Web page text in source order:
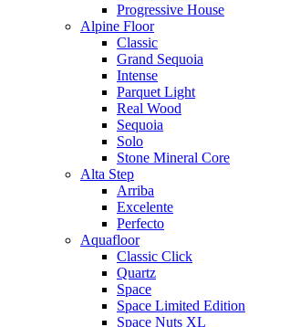
Progressive House
Alpine Floor
Classic
Grand Sequoia
Intense
Parquet Light
Real Wood
Sequoia
Solo
Stone Mineral Core
Alta Step
Arriba
Excelente
Perfecto
Aquafloor
Classic Click
Quartz
Space
Space Limited Edition
Space Nuts XL